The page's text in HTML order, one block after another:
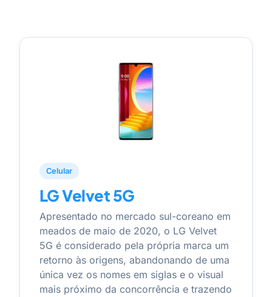
Celular
LG Velvet 5G
Apresentado no mercado sul-coreano em
meados de maio de 2020, o LG Velvet
5G é considerado pela própria marca um
retorno às origens, abandonando de uma
única vez os nomes em siglas e o visual
mais próximo da concorrência e trazendo